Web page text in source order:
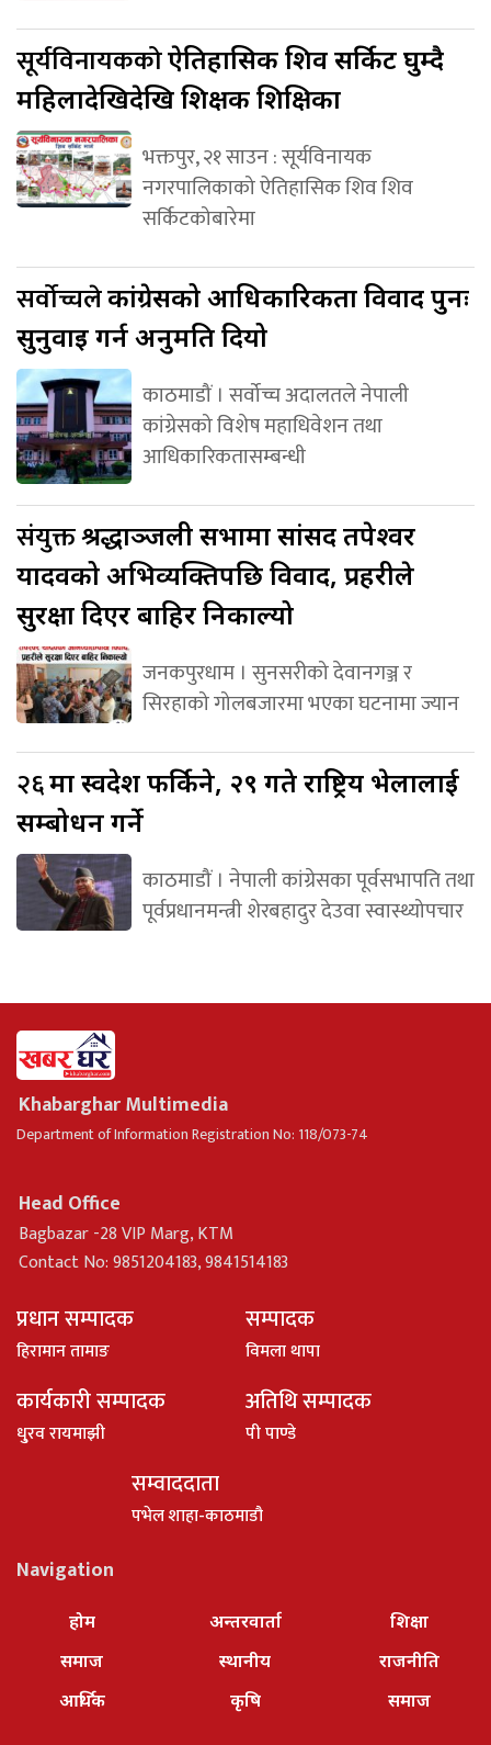
सूर्यविनायककोऐतिहासिक शिव सर्किट घुम्दै
महिलादेखिदेखि शिक्षक शिक्षिका
भक्तपुर, २१ साउन : सूर्यविनायक
नगरपालिकाको ऐतिहासिक शिव शिव
सर्किटकोबारेमा
सर्वोच्चलेकांग्रेसको आधिकारिकता विवाद पुनः
सुनुवाइ गर्न अनुमति दियो
काठमाडौं । सर्वोच्च अदालतले नेपाली
कांग्रेसको विशेष महाधिवेशन तथा
आधिकारिकतासम्बन्धी
संयुक्तश्रद्धाञ्जली सभामा सांसद तपेश्वर
यादवको अभिव्यक्तिपछि विवाद, प्रहरीले
सुरक्षा दिएर बाहिर निकाल्यो
जनकपुरधाम । सुनसरीको देवानगञ्ज र
सिरहाको गोलबजारमा भएका घटनामा ज्यान
२६मा स्वदेश फर्किने, २९ गते राष्ट्रिय भेलालाई
सम्बोधन गर्ने
काठमाडौं । नेपाली कांग्रेसका पूर्वसभापति तथा
पूर्वप्रधानमन्त्री शेरबहादुर देउवा स्वास्थ्योपचार
Khabarghar Multimedia
Department of Information Registration No: 118/073-74
Head Office
Bagbazar -28 VIP Marg, KTM
Contact No: 9851204183, 9841514183
प्रधान सम्पादक
हिरामान तामाङ
सम्पादक
विमला थापा
कार्यकारी सम्पादक
धु्रव रायमाझी
अतिथि सम्पादक
पी पाण्डे
सम्वाददाता
पभेल शाहा-काठमाडौ
Navigation
होम
समाज
आर्थिक
अन्तरवार्ता
स्थानीय
कृषि
शिक्षा
राजनीति
समाज